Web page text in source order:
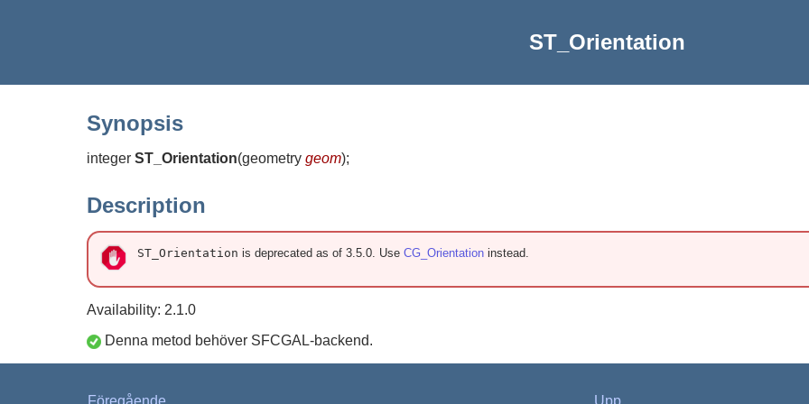
ST_Orientation
Synopsis
integer ST_Orientation(geometry geom);
Description
ST_Orientation is deprecated as of 3.5.0. UseCG_Orientation instead.
Availability: 2.1.0
Denna metod behöver SFCGAL-backend.
Föregående Upp